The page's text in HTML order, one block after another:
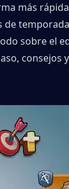
más
de
sobre el
consejos